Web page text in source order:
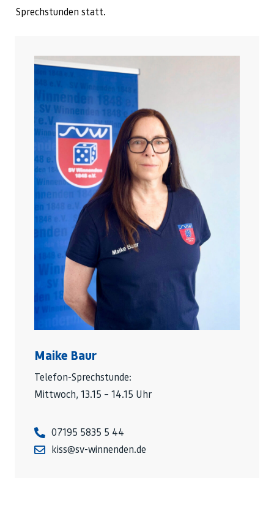
Sprechstunden statt.
Maike Baur
Telefon-Sprechstunde:
Mittwoch, 13.15 – 14.15 Uhr
07195 5835 5 44
kiss@sv-winnenden.de